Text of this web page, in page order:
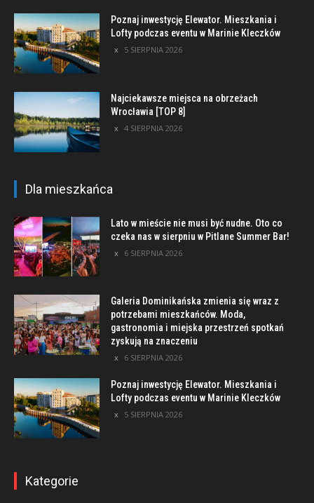
Poznaj inwestycję Elewator. Mieszkania i
Lofty podczas eventu w Marinie Kleczków
5 SIERPNIA 2026
Najciekawsze miejsca na obrzeżach
Wrocławia [TOP 8]
4 SIERPNIA 2026
Dla mieszkańca
Lato w mieście nie musi być nudne. Oto co
czeka nas w sierpniu w Pitlane Summer Bar!
6 SIERPNIA 2026
Galeria Dominikańska zmienia się wraz z
potrzebami mieszkańców. Moda,
gastronomia i miejska przestrzeń spotkań
zyskują na znaczeniu
6 SIERPNIA 2026
Poznaj inwestycję Elewator. Mieszkania i
Lofty podczas eventu w Marinie Kleczków
5 SIERPNIA 2026
Kategorie